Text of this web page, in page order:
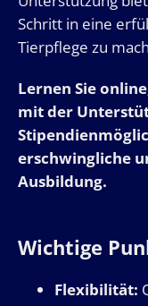
Schritt in eine
Tierpflege zu
Lernen Sie
mit der
erschwingliche
Ausbildung.
Wichtige
Flexibilität: